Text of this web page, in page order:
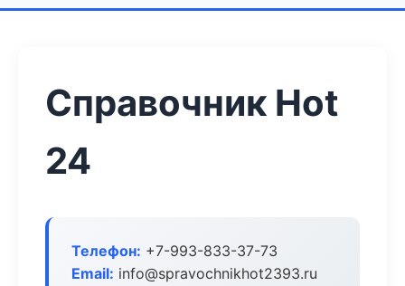
Справочник Hot
24
Телефон: +7-993-833-37-73
Email: info@spravochnikhot2393.ru